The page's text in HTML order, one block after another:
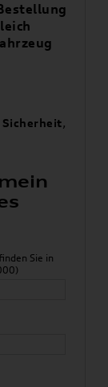
Sicherheit,
Sie in